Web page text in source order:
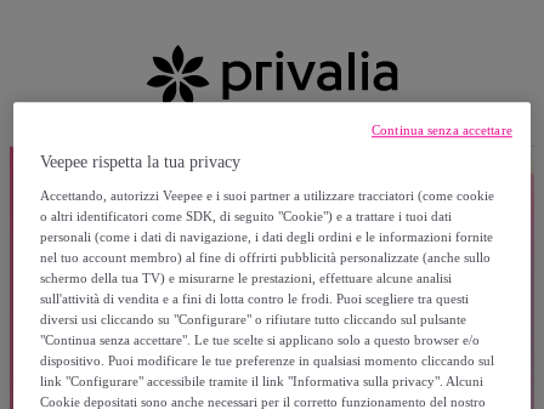
Veepee rispetta la tua privacy
Accettando, autorizzi Veepee e i suoi partner a utilizzare tracciatori (come cookie
o altri identificatori come SDK, di seguito "Cookie") e a trattare i tuoi dati
personali (come i dati di navigazione, i dati degli ordini e le informazioni fornite
nel tuo account membro) al fine di offrirti pubblicità personalizzate (anche sullo
schermo della tua TV) e misurarne le prestazioni, effettuare alcune analisi
sull'attività di vendita e a fini di lotta contro le frodi. Puoi scegliere tra questi
diversi usi cliccando su "Configurare" o rifiutare tutto cliccando sul pulsante
"Continua senza accettare". Le tue scelte si applicano solo a questo browser e/o
dispositivo. Puoi modificare le tue preferenze in qualsiasi momento cliccando sul
link "Configurare" accessibile tramite il link "Informativa sulla privacy". Alcuni
Cookie depositati sono anche necessari per il corretto funzionamento del nostro
Continua senza accettare